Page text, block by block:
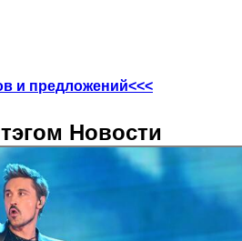
и предложений<<<
Новости